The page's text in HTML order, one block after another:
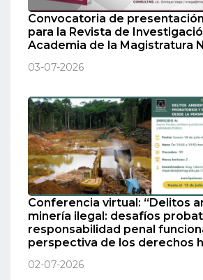
Convocatoria de
para la Revista de
Academia de la Magistratura
03-07-2026
Conferencia virtual: “Delitos
minería ilegal: desafíos
responsabilidad penal
perspectiva de los derechos
02-07-2026